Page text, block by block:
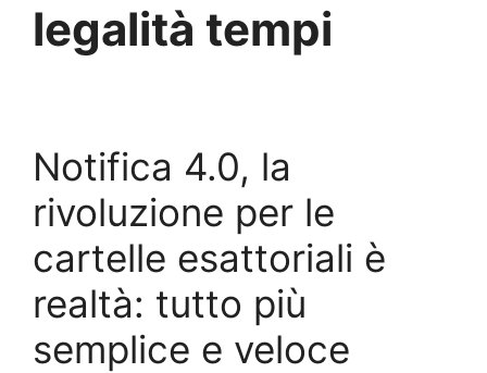
legalità tempi
Notifica 4.0, la
rivoluzione per le
cartelle esattoriali è
realtà: tutto più
semplice e veloce